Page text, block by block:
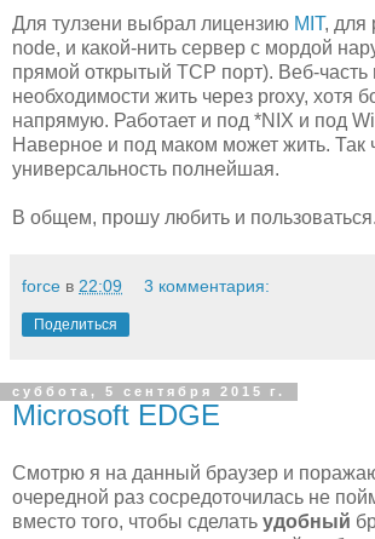
Для тулзени выбрал лицензию MIT, для
node, и какой-нить сервер с мордой
прямой открытый TCP порт). Веб-часть
необходимости жить через proxy, хотя
напрямую. Работает и под *NIX и под
Наверное и под маком может жить. Так
универсальность полнейшая.
В общем, прошу любить и пользоваться.
force в 22:09 3 комментария:
Поделиться
суббота, 5 сентября 2015 г.
Microsoft EDGE
Смотрю я на данный браузер и
очередной раз сосредоточилась не
вместо того, чтобы сделать удобный